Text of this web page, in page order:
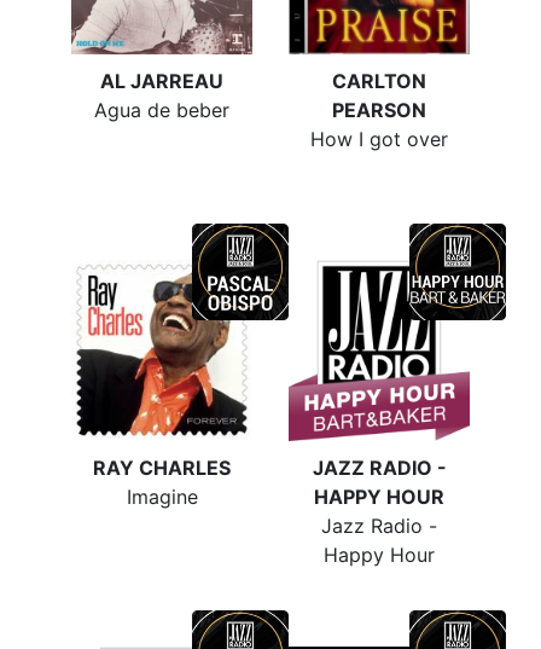
AL JARREAU
Agua de beber
CARLTON
PEARSON
How I got over
RAY CHARLES
Imagine
JAZZ RADIO -
HAPPY HOUR
Jazz Radio -
Happy Hour